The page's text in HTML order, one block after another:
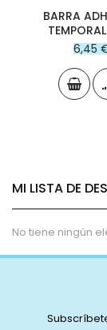
BARRA
6,45
MI LISTA DE
No tiene ningún